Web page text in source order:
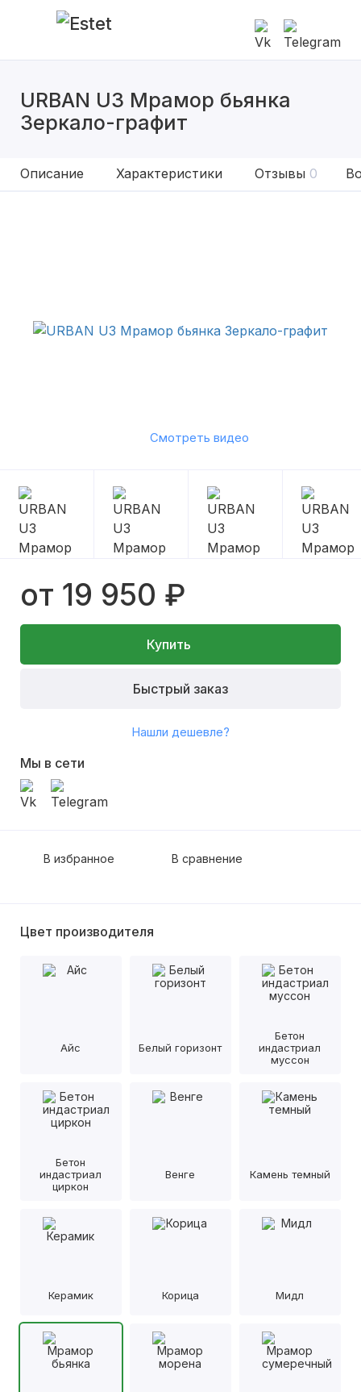
URBAN U3 Мрамор бьянка
Зеркало-графит
Описание Характеристики Отзывы 0
Смотреть видео
от 19 950 ₽
Купить
Быстрый заказ
Нашли дешевле?
Мы в сети
В избранное В сравнение
Цвет производителя
Айс Белый горизонт
Бетон
индастриал
муссон
Бетон
индастриал
циркон
Венге Камень темный
Керамик Корица Мидл